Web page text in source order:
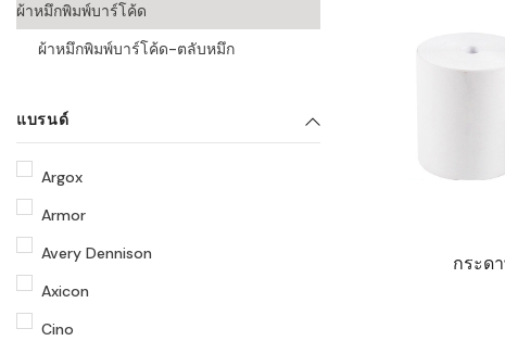
ผ้าหมึกพิมพ์บาร์โค้ด
ผ้าหมึกพิมพ์บาร์โค้ด-ตลับหมึก
แบรนด์
Argox
Armor
Avery Dennison
Axicon
Cino
กระด